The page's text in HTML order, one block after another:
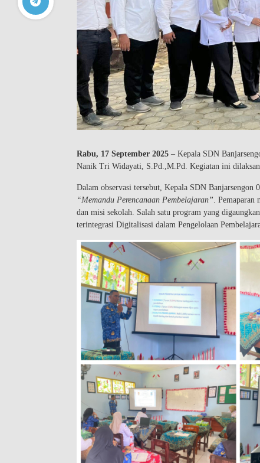
Rabu, 17 September 2025 – Kepala SDN
Nanik Tri Widayati, S.Pd.,M.Pd. Kegiatan ini
Dalam observasi tersebut, Kepala SDN
“Memandu Perencanaan Pembelajaran”. Pemaparan
dan misi sekolah. Salah satu program yang
terintegrasi Digitalisasi dalam Pengelolaan